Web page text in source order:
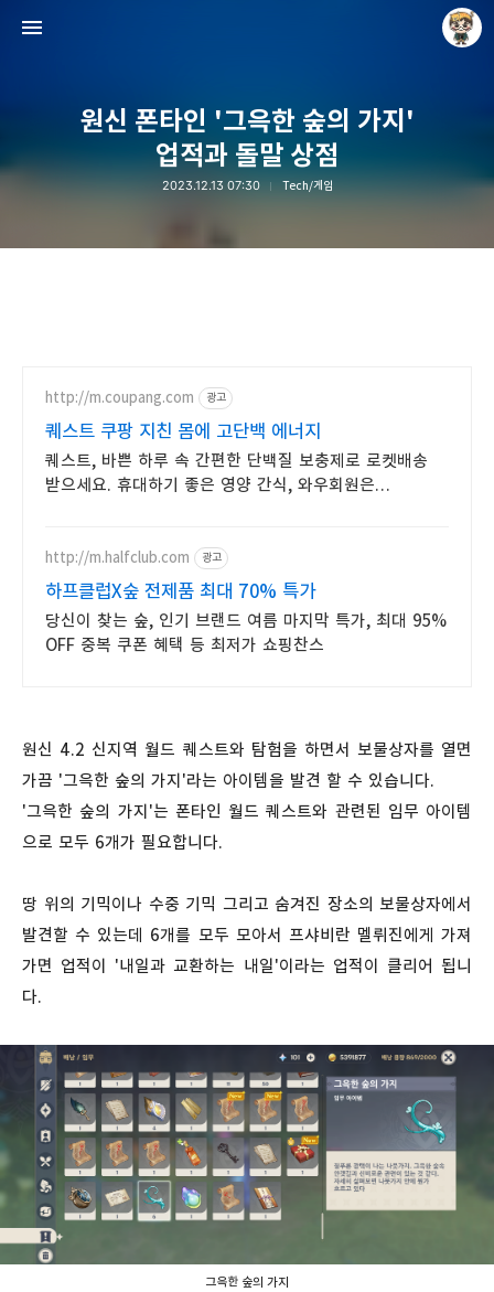
원신 폰타인 '그윽한 숲의 가지'
업적과 돌말 상점
2023.12.13 07:30 Tech/게임
http://m.coupang.com 광고
퀘스트 쿠팡 지친 몸에 고단백 에너지
퀘스트, 바쁜 하루 속 간편한 단백질 보충제로 로켓배송
받으세요. 휴대하기 좋은 영양 간식, 와우회원은
http://m.halfclub.com 광고
하프클럽X숲 전제품 최대 70% 특가
당신이 찾는 숲, 인기 브랜드 여름 마지막 특가, 최대 95%
OFF 중복 쿠폰 혜택 등 최저가 쇼핑찬스
원신 4.2 신지역 월드 퀘스트와 탐험을 하면서 보물상자를 열면
가끔 '그윽한 숲의 가지'라는 아이템을 발견 할 수 있습니다.
'그윽한 숲의 가지'는 폰타인 월드 퀘스트와 관련된 임무 아이템
으로 모두 6개가 필요합니다.
땅 위의 기믹이나 수중 기믹 그리고 숨겨진 장소의 보물상자에서
발견할 수 있는데 6개를 모두 모아서 프샤비란 멜뤼진에게 가져
가면 업적이 '내일과 교환하는 내일'이라는 업적이 클리어 됩니
다.
그윽한 숲의 가지
Raycat : Photo and Story